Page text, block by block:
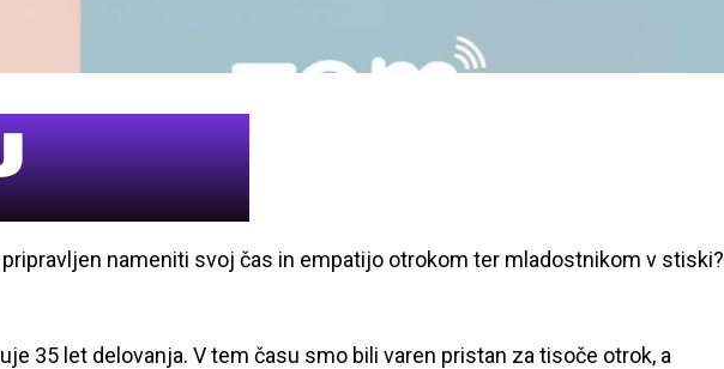
pripravljen nameniti svoj čas in empatijo otrokom ter mladostnikom v stiski?
35 let delovanja. V tem času smo bili varen pristan za tisoče otrok, a